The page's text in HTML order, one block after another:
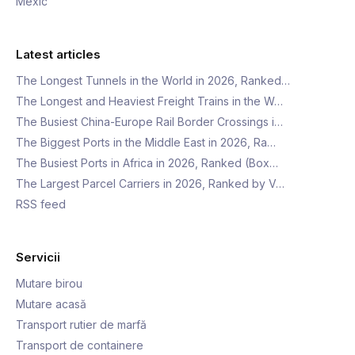
Latest articles
The Longest Tunnels in the World in 2026, Ranked…
The Longest and Heaviest Freight Trains in the W…
The Busiest China-Europe Rail Border Crossings i…
The Biggest Ports in the Middle East in 2026, Ra…
The Busiest Ports in Africa in 2026, Ranked (Box…
The Largest Parcel Carriers in 2026, Ranked by V…
RSS feed
Servicii
Mutare birou
Mutare acasă
Transport rutier de marfă
Transport de containere